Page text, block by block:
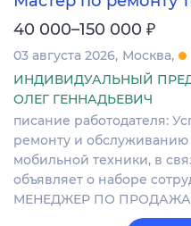
40 000–150 000 ₽
03 августа 2026 Москва
ИНДИВИДУАЛЬНЫЙ
ОЛЕГ ГЕННАДЬЕВИЧ
писание работодателя:
ремонту и
мобильной техники, в
объявляет о наборе
МЕНЕДЖЕР ПО